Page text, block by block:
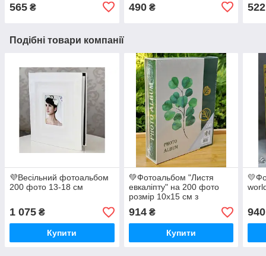
565 ₴ 490₴ 522
Подібні товари компанії
💜Весільний фотоальбом
200 фото 13-18 см
1 075 ₴
Купити
💚Фотоальбом "Листя
евкаліпту" на 200 фото
розмір 10х15 см з
плівковою кишенею, Білий
з зеленим
914₴
Купити
940